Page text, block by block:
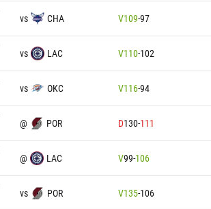
vs CHA V109-97
vs LAC V110-102
vs OKC V116-94
@ POR D130-111
@ LAC V99-106
vs POR V135-106